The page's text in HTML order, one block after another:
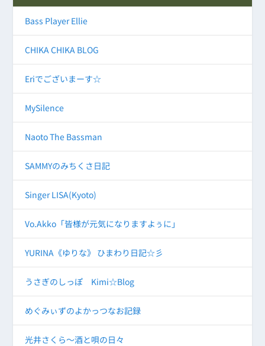
Bass Player Ellie
CHIKA CHIKA BLOG
Eriでございまーす☆
MySilence
Naoto The Bassman
SAMMYのみちくさ日記
Singer LISA(Kyoto)
Vo.Akko「皆様が元気になりますよぅに」
YURINA《ゆりな》 ひまわり日記☆彡
うさぎのしっぽ Kimi☆Blog
めぐみぃずのよかっつなお記録
光井さくら～酒と唄の日々